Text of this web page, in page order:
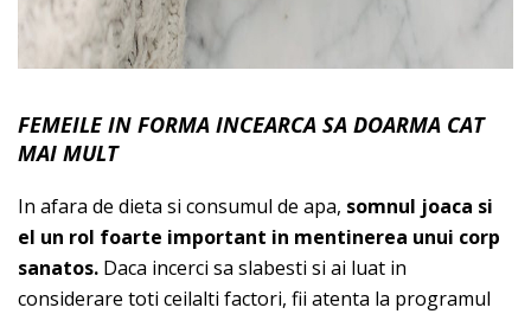
FEMEILE IN FORMA INCEARCA SA DOARMA CAT
MAI MULT
In afara de dieta si consumul de apa, somnul joaca si
el un rol foarte important in mentinerea unui corp
sanatos. Daca incerci sa slabesti si ai luat in
considerare toti ceilalti factori, fii atenta la programul